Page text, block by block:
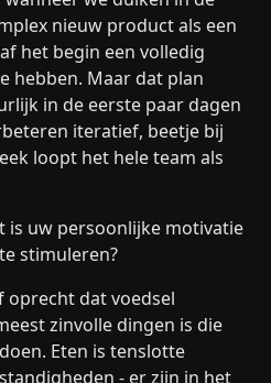
nieuw product als een
het begin een volledig
hebben. Maar dat plan
in de eerste paar dagen
iteratief, beetje bij
loopt het hele team als
is uw persoonlijke motivatie
stimuleren?
oprecht dat voedsel
zinvolle dingen is die
Eten is tenslotte
- er zijn in het